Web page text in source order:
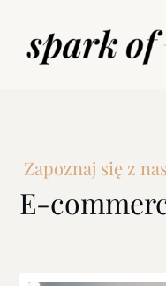
Zapoznaj się z
E-